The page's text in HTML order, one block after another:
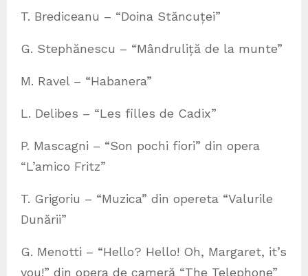
T. Brediceanu – “Doina Stăncuței”
G. Stephănescu – “Mândruliță de la munte”
M. Ravel – “Habanera”
L. Delibes – “Les filles de Cadix”
P. Mascagni – “Son pochi fiori” din opera
“L’amico Fritz”
T. Grigoriu – “Muzica” din opereta “Valurile
Dunării”
G. Menotti – “Hello? Hello! Oh, Margaret, it’s
you!” din opera de cameră “The Telephone”